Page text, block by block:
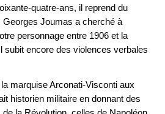
quatre-ans, il reprend du
Joumas a cherché à
personnage entre 1906 et la
subit encore des violences verbales
marquise Arconati-Visconti aux
historien militaire en donnant des